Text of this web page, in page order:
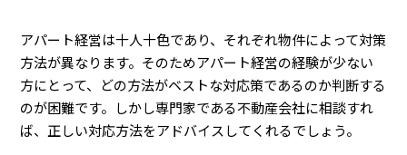
アパート経営は十人十色であり、それぞれ物件によって対策
方法が異なります。そのためアパート経営の経験が少ない
方にとって、どの方法がベストな対応策であるのか判断する
のが困難です。しかし専門家である不動産会社に相談すれ
ば、正しい対応方法をアドバイスしてくれるでしょう。